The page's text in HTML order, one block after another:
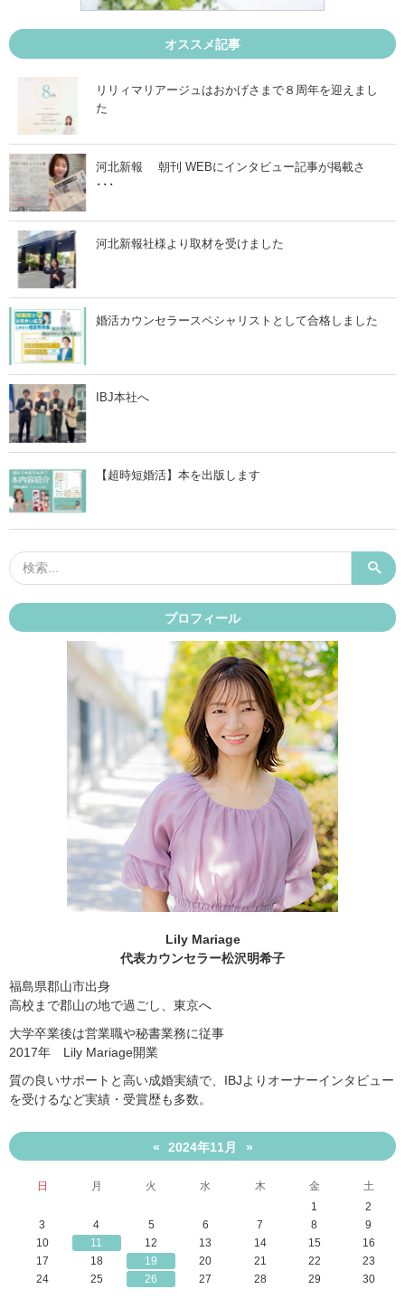
す
活
Y
u
b
e
み
オススメ記事
リリィマリアージュはおかげさまで８周年を迎えまし
た
河北新報 朝刊 WEBにインタビュー記事が掲載さ
･･･
河北新報社様より取材を受けました
婚活カウンセラースペシャリストとして合格しました
IBJ本社へ
【超時短婚活】本を出版します
プロフィール
Lily Mariage
代表カウンセラー松沢明希子
福島県郡山市出身
高校まで郡山の地で過ごし、東京へ
大学卒業後は営業職や秘書業務に従事
2017年 Lily Mariage開業
質の良いサポートと高い成婚実績で、IBJよりオーナーインタビュー
を受けるなど実績・受賞歴も多数。
« 2024年11月 »
日 月 火 水 木 金
土
1
2
3
4 5 6 7 8
9
10
11 12 13 14 15
16
17
18 19 20 21 22
23
24
25 26 27 28 29 30